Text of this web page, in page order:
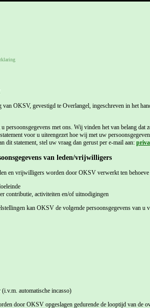
OKSV, gevestigd te Overlangel, ingeschreven in het
persoonsgegevens met ons. Wij vinden het van belang dat
voor u uiteengezet hoe wij met uw
dit statement, stel uw vraag dan gerust per e-mail aan:
van leden/vrijwilligers
en vrijwilligers worden door OKSV verwerkt ten
contributie, activiteiten en/of uitnodigingen
kan OKSV de volgende persoonsgegevens van u
automatische incasso)
door OKSV opgeslagen gedurende de looptijd van de